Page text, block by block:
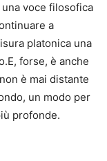
voce filosofica
a
platonica una
forse, è anche
è mai distante
un modo per
profonde.